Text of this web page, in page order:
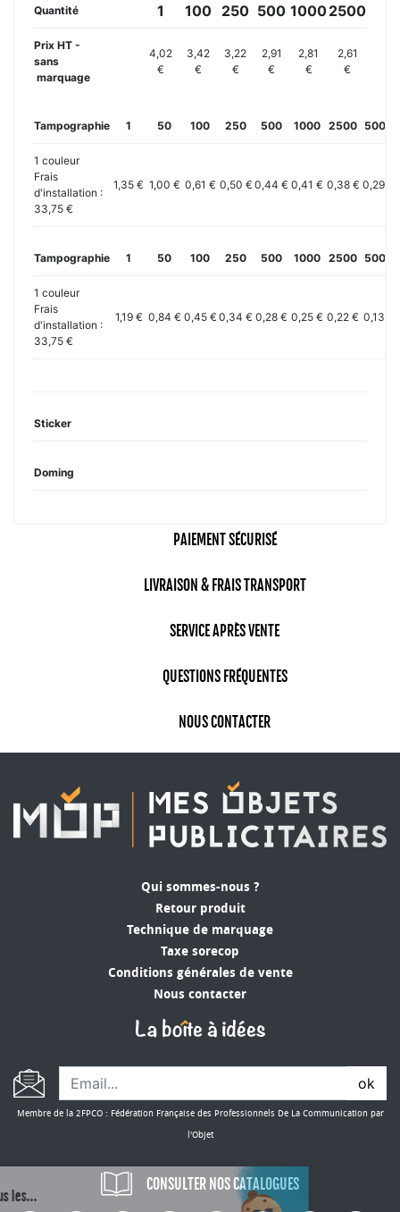
Quantité 1 100 250 500 10002500
Prix HT -
sans
marquage
4,02
€
3,42
€
3,22
€
2,91
€
2,81
€
2,61
€
Tampographie 1 50 100 250 500 1000 2500 5000
1 couleur
Frais
d'installation :
33,75 €
1,35 € 1,00 € 0,61 € 0,50 € 0,44 € 0,41 € 0,38 € 0,29 €
Tampographie 1 50 100 250 500 1000 2500 5000
1 couleur
Frais
d'installation :
33,75 €
1,19 € 0,84 € 0,45 € 0,34 € 0,28 € 0,25 € 0,22 € 0,13 €
Sticker
Doming
PAIEMENT SÉCURISÉ
LIVRAISON & FRAIS TRANSPORT
SERVICE APRÈS VENTE
QUESTIONS FRÉQUENTES
NOUS CONTACTER
Qui sommes-nous ?
Retour produit
Technique de marquage
Taxe sorecop
Conditions générales de vente
Nous contacter
ok
Membre de la 2FPCO : Fédération Française des Professionnels De La Communication par
l'Objet
CONSULTER NOS CATALOGUES